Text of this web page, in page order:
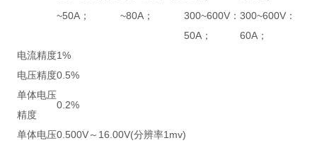
~50A；
~80A；
300~600V：
50A；
300~600V：
60A；
电流精度1%
电压精度0.5%
单体电压
精度
0.2%
单体电压0.500V～16.00V(分辨率1mv)